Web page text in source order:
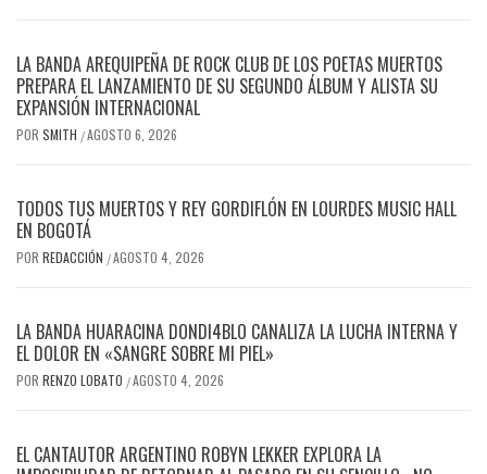
LA BANDA AREQUIPEÑA DE ROCK CLUB DE LOS POETAS MUERTOS
PREPARA EL LANZAMIENTO DE SU SEGUNDO ÁLBUM Y ALISTA SU
EXPANSIÓN INTERNACIONAL
POR SMITH /AGOSTO 6, 2026
TODOS TUS MUERTOS Y REY GORDIFLÓN EN LOURDES MUSIC HALL
EN BOGOTÁ
POR REDACCIÓN /AGOSTO 4, 2026
LA BANDA HUARACINA DONDI4BLO CANALIZA LA LUCHA INTERNA Y
EL DOLOR EN «SANGRE SOBRE MI PIEL»
POR RENZO LOBATO /AGOSTO 4, 2026
EL CANTAUTOR ARGENTINO ROBYN LEKKER EXPLORA LA